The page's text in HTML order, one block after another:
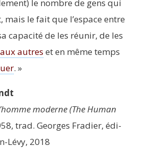
le nombre de gens qui
mais le fait que l’espace entre
capa­ci­té de les réunir, de les
autres et en même temps
. »
moderne (The Human
trad. Georges Fra­dier, édi­
Lévy, 2018